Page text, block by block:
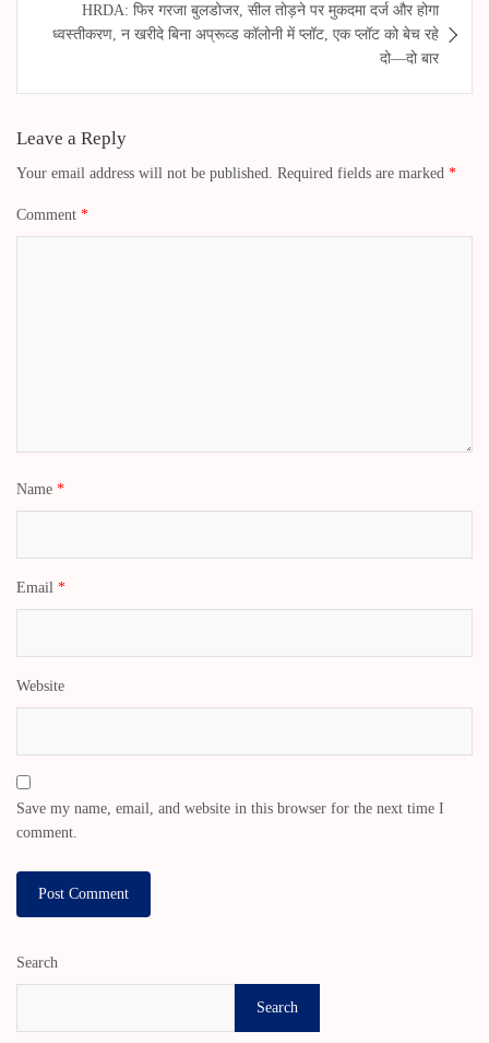
HRDA: फिर गरजा बुलडोजर, सील तोड़ने पर मुकदमा दर्ज और होगा
ध्वस्तीकरण, न खरीदे बिना अप्रूव्ड कॉलोनी में प्लॉट, एक प्लॉट को बेच रहे
दो—दो बार
Leave a Reply
Your email address will not be published. Required fields are marked *
Comment *
Name *
Email *
Website
Save my name, email, and website in this browser for the next time I
comment.
Search
Search